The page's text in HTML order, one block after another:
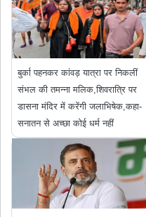
बुर्का पहनकर कांवड़ यात्रा पर निकलीं
संभल की तमन्ना मलिक,शिवरात्रि पर
डासना मंदिर में करेंगी जलाभिषेक,कहा-
सनातन से अच्छा कोई धर्म नहीं